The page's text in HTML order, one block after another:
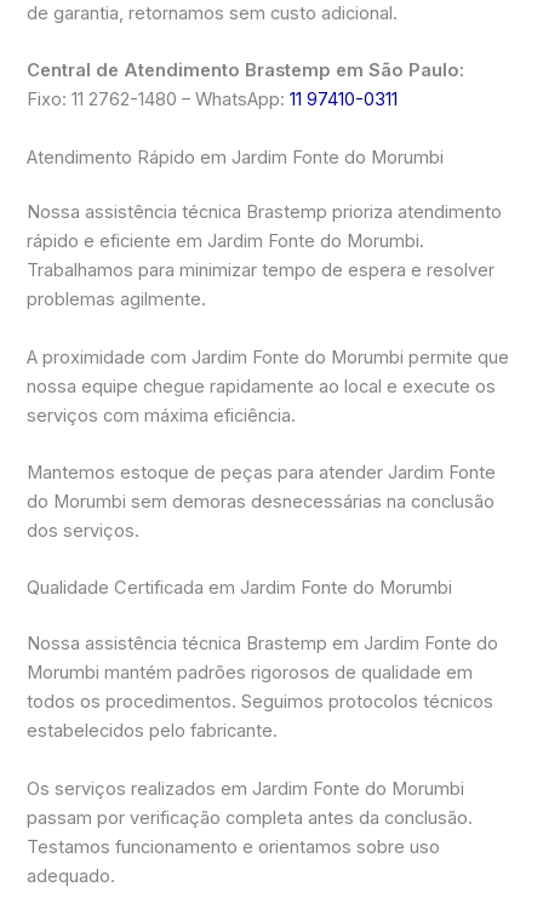
de garantia, retornamos sem custo adicional.
Central de Atendimento Brastemp em São Paulo:
Fixo: 11 2762-1480 – WhatsApp:11 97410-0311
Atendimento Rápido em Jardim Fonte do Morumbi
Nossa assistência técnica Brastemp prioriza atendimento
rápido e eficiente em Jardim Fonte do Morumbi.
Trabalhamos para minimizar tempo de espera e resolver
problemas agilmente.
A proximidade com Jardim Fonte do Morumbi permite que
nossa equipe chegue rapidamente ao local e execute os
serviços com máxima eficiência.
Mantemos estoque de peças para atender Jardim Fonte
do Morumbi sem demoras desnecessárias na conclusão
dos serviços.
Qualidade Certificada em Jardim Fonte do Morumbi
Nossa assistência técnica Brastemp em Jardim Fonte do
Morumbi mantém padrões rigorosos de qualidade em
todos os procedimentos. Seguimos protocolos técnicos
estabelecidos pelo fabricante.
Os serviços realizados em Jardim Fonte do Morumbi
passam por verificação completa antes da conclusão.
Testamos funcionamento e orientamos sobre uso
adequado.